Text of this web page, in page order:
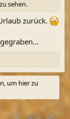
sehen.
zurück.
um hier zu
TumblrWhatsApp
E-MailLink